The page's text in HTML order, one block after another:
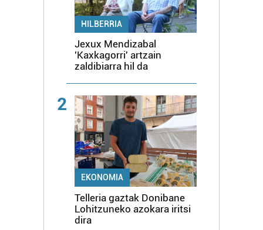
HILBERRIA
Jexux Mendizabal
'Kaxkagorri' artzain
zaldibiarra hil da
2
EKONOMIA
Telleria gaztak Donibane
Lohitzuneko azokara iritsi
dira